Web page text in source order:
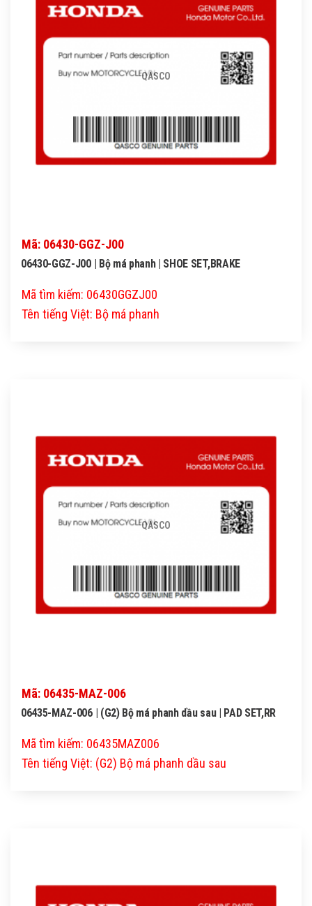
QASCO
Mã: 06430-GGZ-J00
06430-GGZ-J00 | Bộ má phanh | SHOE SET,BRAKE
Mã tìm kiếm: 06430GGZJ00
Tên tiếng Việt: Bộ má phanh
QASCO
Mã: 06435-MAZ-006
06435-MAZ-006 | (G2) Bộ má phanh dầu sau | PAD SET,RR
Mã tìm kiếm: 06435MAZ006
Tên tiếng Việt: (G2) Bộ má phanh dầu sau